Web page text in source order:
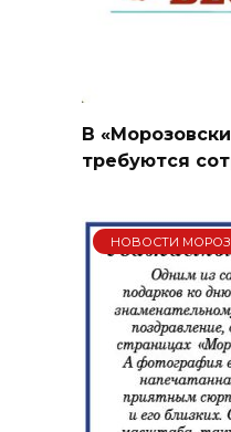
В
требуются
НОВОСТИ